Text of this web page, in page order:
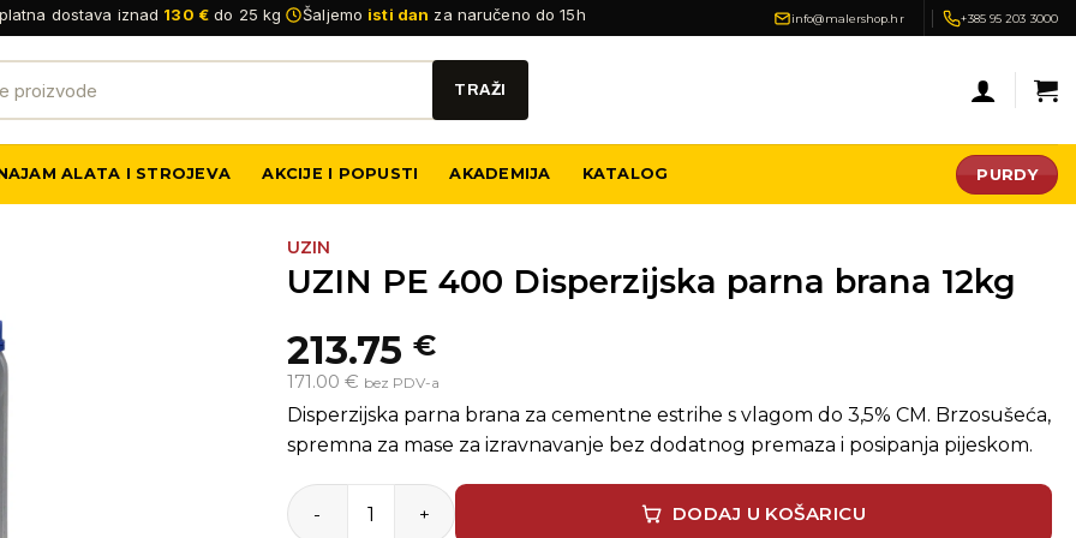
dostava iznad 130 € do 25 kg Šaljemo isti dan za naručeno do 15h info@malershop.hr +385 95 203 3000
ALATA I STROJEVA AKCIJE I POPUSTI AKADEMIJA KATALOG PURDY
UZIN
UZIN PE 400 Disperzijska parna brana 12kg
213.75 €
171.00 € bez PDV-a
Disperzijska parna brana za cementne estrihe s vlagom do 3,5% CM. Brzosušeća,
spremna za mase za izravnavanje bez dodatnog premaza i posipanja pijeskom.
UZIN PE 400 Disperzijska parna brana 12kg količina
DODAJ U KOŠARICU